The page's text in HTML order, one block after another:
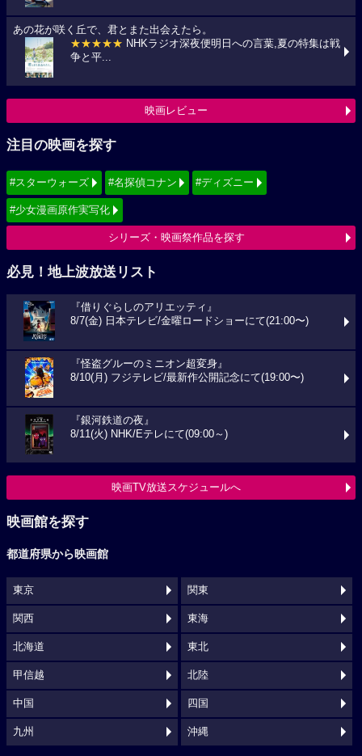
あの花が咲く丘で、君とまた出会えたら。
★★★★★ NHKラジオ深夜便明日への言葉,夏の特集は戦
争と平...
映画レビュー
注目の映画を探す
#スターウォーズ #名探偵コナン #ディズニー
#少女漫画原作実写化
シリーズ・映画祭作品を探す
必見！地上波放送リスト
『借りぐらしのアリエッティ』
8/7(金) 日本テレビ/金曜ロードショーにて(21:00〜)
『怪盗グルーのミニオン超変身』
8/10(月) フジテレビ/最新作公開記念にて(19:00〜)
『銀河鉄道の夜』
8/11(火) NHK/Eテレにて(09:00～)
映画TV放送スケジュールへ
映画館を探す
都道府県から映画館
東京 関東
関西 東海
北海道 東北
甲信越 北陸
中国 四国
九州 沖縄